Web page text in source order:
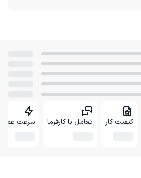
کیفیت کار تعامل با کارفرما سرعت عمل